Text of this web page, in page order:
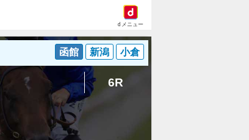
dメニュー
函館 新潟 小倉
6R